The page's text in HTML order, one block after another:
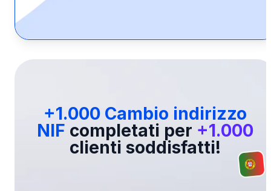
+1.000 Cambio indirizzo
NIF completati per +1.000
clienti soddisfatti!